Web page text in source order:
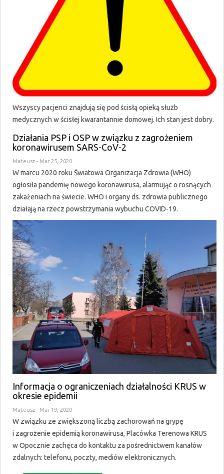
Wszyscy pacjenci znajdują się pod ścisłą opieką służb
medycznych w ścisłej kwarantannie domowej. Ich stan jest dobry.
Działania PSP i OSP w związku z zagrożeniem
koronawirusem SARS-CoV-2
Mateusz - Mar 25, 2020
W marcu 2020 roku Światowa Organizacja Zdrowia (WHO)
ogłosiła pandemię nowego koronawirusa, alarmując o rosnących
zakażeniach na świecie. WHO i organy ds. zdrowia publicznego
działają na rzecz powstrzymania wybuchu COVID-19.
Informacja o ograniczeniach działalności KRUS w
okresie epidemii
Mateusz - Mar 19, 2020
W związku ze zwiększoną liczbą zachorowań na grypę
i zagrożenie epidemią koronawirusa, Placówka Terenowa KRUS
w Opocznie zachęca do kontaktu za pośrednictwem kanałów
zdalnych: telefonu, poczty, mediów elektronicznych.